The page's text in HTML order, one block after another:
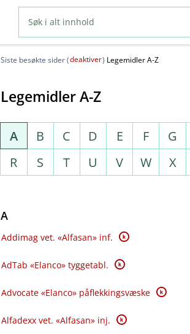
Siste besøkte sider (deaktiver) Legemidler A-Z
Legemidler A-Z
A B C D E F G
R
S T U V W X
A
Addimag vet. «Alfasan» inf. K
AdTab «Elanco» tyggetabl. K
Advocate «Elanco» påflekkingsvæske K
Alfadexx vet. «Alfasan» inj. K